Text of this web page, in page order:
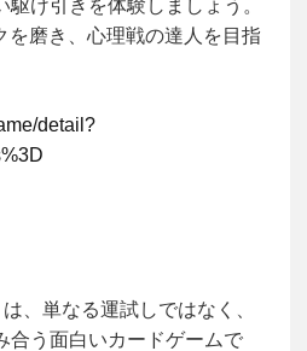
け引きを体験しましょう。
を磨き、心理戦の達人を目指
detail?
、単なる運試しではなく、
合う面白いカードゲームで